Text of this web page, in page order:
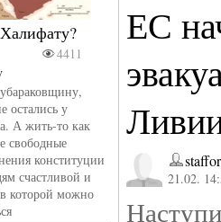
4411
остались у
А жить-то как
свободные
конституции
счастливой и
которой можно
ЕС
21.02.